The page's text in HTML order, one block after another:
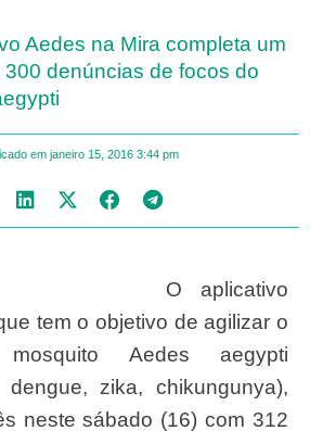
Aedes na Mira completa um
denúncias de focos do
em janeiro 15, 2016 3:44 pm
O aplicativo
tem o objetivo de agilizar o
Aedes aegypti
dengue, zika, chikungunya),
neste sábado (16) com 312